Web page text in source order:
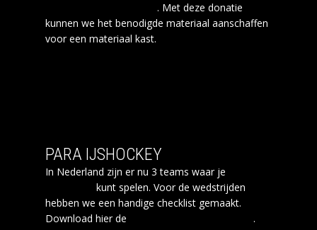
. Met deze donatie
kunnen we het benodigde materiaal aanschaffen
voor een materiaal kast.
PARA IJSHOCKEY
In Nederland zijn er nu 3 teams waar je
kunt spelen. Voor de wedstrijden
hebben we een handige checklist gemaakt.
Download hier de
.